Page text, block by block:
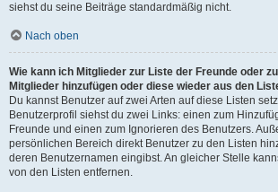
siehst du seine Beiträge standardmäßig nicht.
Nach oben
Wie kann ich Mitglieder zur Liste der Freunde oder
Mitglieder hinzufügen oder diese wieder aus den
Du kannst Benutzer auf zwei Arten auf diese Listen
Benutzerprofil siehst du zwei Links: einen zum
Freunde und einen zum Ignorieren des Benutzers.
persönlichen Bereich direkt Benutzer zu den Listen
deren Benutzernamen eingibst. An gleicher Stelle
von den Listen entfernen.